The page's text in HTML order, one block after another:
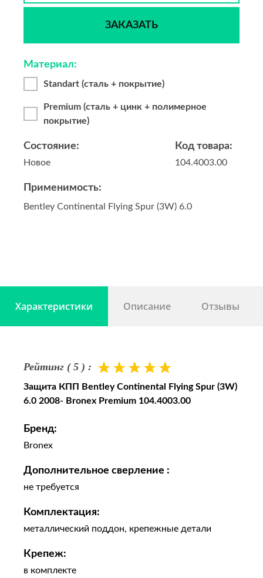
ЗАКАЗАТЬ
Код товара:
104.4003.00
Состояние:
Новое
Материал:
Standart (сталь + покрытие)
Premium (сталь + цинк + полимерное
покрытие)
Применимость:
Bentley Continental Flying Spur (3W) 6.0
Характеристики Описание Отзывы
Рейтинг ( 5 ) :
Защита КПП Bentley Continental Flying Spur (3W)
6.0 2008- Bronex Premium 104.4003.00
Бренд:
Bronex
Дополнительное сверление :
не требуется
Комплектация:
металлический поддон, крепежные детали
Крепеж:
в комплекте